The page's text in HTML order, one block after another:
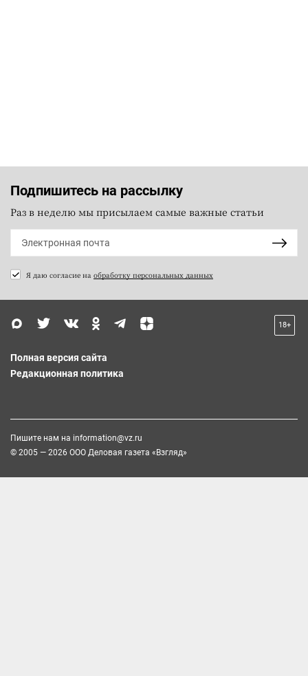
Подпишитесь на рассылку
Раз в неделю мы присылаем самые важные статьи
Я даю согласие на обработку персональных данных
18+
Полная версия сайта
Редакционная политика
Пишите нам на information@vz.ru
© 2005 — 2026 ООО Деловая газета «Взгляд»